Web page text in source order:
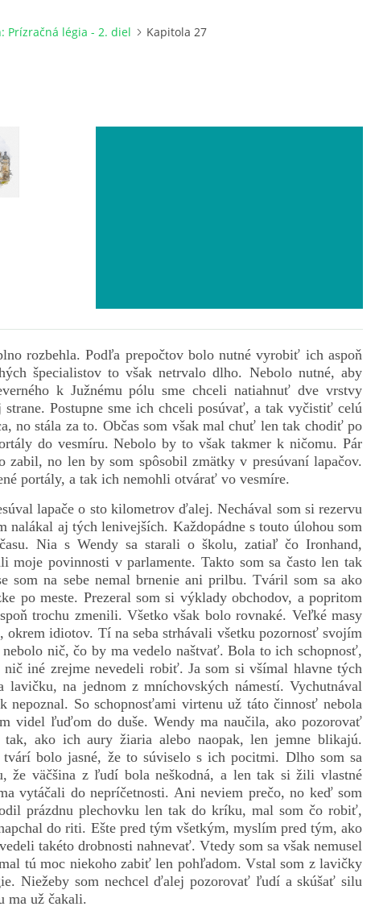
Prízračná légia - 2. diel Kapitola 27
rozbehla. Podľa prepočtov bolo nutné vyrobiť ich aspoň
špecialistov to však netrvalo dlho. Nebolo nutné, aby
k Južnému pólu sme chceli natiahnuť dve vrstvy
strane. Postupne sme ich chceli posúvať, a tak vyčistiť celú
no stála za to. Občas som však mal chuť len tak chodiť po
do vesmíru. Nebolo by to však takmer k ničomu. Pár
zabil, no len by som spôsobil zmätky v presúvaní lapačov.
portály, a tak ich nemohli otvárať vo vesmíre.
lapače o sto kilometrov ďalej. Nechával som si rezervu
nalákal aj tých lenivejších. Každopádne s touto úlohou som
Nia s Wendy sa starali o školu, zatiaľ čo Ironhand,
moje povinnosti v parlamente. Takto som sa často len tak
som na sebe nemal brnenie ani prilbu. Tváril som sa ako
po meste. Prezeral som si výklady obchodov, a popritom
trochu zmenili. Všetko však bolo rovnaké. Veľké masy
idiotov. Tí na seba strhávali všetku pozornosť svojím
nič, čo by ma vedelo naštvať. Bola to ich schopnosť,
iné zrejme nevedeli robiť. Ja som si všímal hlavne tých
lavičku, na jednom z mníchovských námestí. Vychutnával
nepoznal. So schopnosťami virtenu už táto činnosť nebola
videl ľuďom do duše. Wendy ma naučila, ako pozorovať
ako ich aury žiaria alebo naopak, len jemne blikajú.
bolo jasné, že to súviselo s ich pocitmi. Dlho som sa
že väčšina z ľudí bola neškodná, a len tak si žili vlastné
vytáčali do nepríčetnosti. Ani neviem prečo, no keď som
prázdnu plechovku len tak do kríku, mal som čo robiť,
do riti. Ešte pred tým všetkým, myslím pred tým, ako
takéto drobnosti nahnevať. Vtedy som sa však nemusel
tú moc niekoho zabiť len pohľadom. Vstal som z lavičky
Niežeby som nechcel ďalej pozorovať ľudí a skúšať silu
ma už čakali.